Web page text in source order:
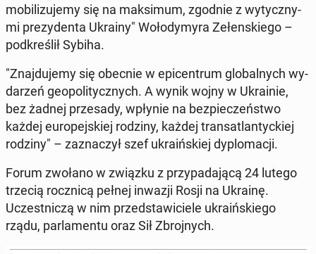
mo­bi­li­zu­je­my się na mak­si­mum, zgodnie z wy­tycz­ny­
mi pre­zy­den­ta Ukrainy" Wo­ło­dy­my­ra Ze­łen­skie­go –
pod­kre­ślił Sybiha.
"Znaj­du­je­my się obecnie w epi­cen­trum glo­bal­nych wy­
da­rzeń geo­po­li­tycz­nych. A wynik wojny w Ukra­inie,
bez żadnej prze­sa­dy, wpłynie na bez­pie­czeń­stwo
każdej eu­ro­pej­skiej rodziny, każdej trans­atlan­tyc­kiej
rodziny" – za­zna­czył szef ukra­iń­skiej dy­plo­ma­cji.
Forum zwołano w związku z przy­pa­da­ją­cą 24 lutego
trzecią rocz­ni­cą pełnej inwazji Rosji na Ukrainę.
Uczest­ni­czą w nim przed­sta­wi­cie­le ukra­iń­skie­go
rządu, par­la­men­tu oraz Sił Zbroj­nych.